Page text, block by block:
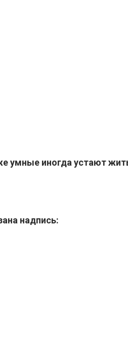
умные иногда устают
надпись: